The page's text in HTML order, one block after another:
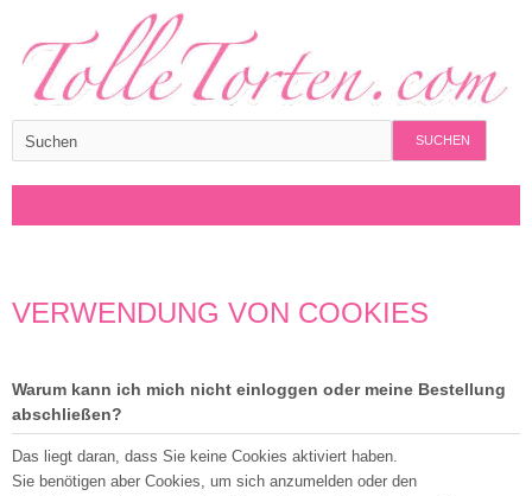
SUCHEN
VERWENDUNG VON COOKIES
Warum kann ich mich nicht einloggen oder meine Bestellung
abschließen?
Das liegt daran, dass Sie keine Cookies aktiviert haben.
Sie benötigen aber Cookies, um sich anzumelden oder den